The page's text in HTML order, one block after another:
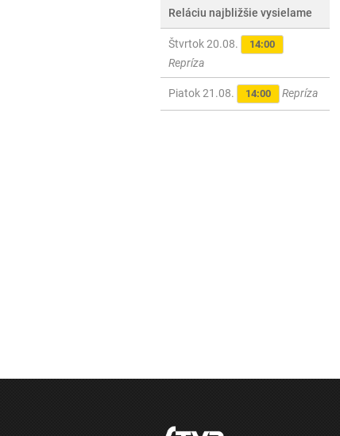
Reláciu najbližšie vysielame
Štvrtok 20.08. 14:00
Repríza
Piatok 21.08. 14:00 Repríza